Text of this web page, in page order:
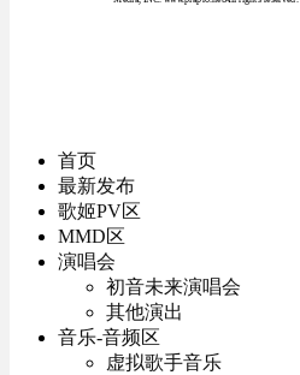
首页
最新发布
歌姬PV区
MMD区
演唱会
初音未来演唱会
其他演出
音乐-音频区
虚拟歌手音乐